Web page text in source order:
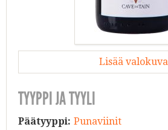
Lisää valokuva
TYYPPI JA TYYLI
Päätyyppi: Punaviinit